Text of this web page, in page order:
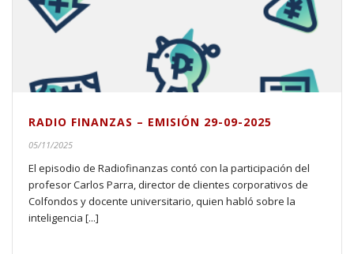
RADIO FINANZAS – EMISIÓN 29-09-2025
05/11/2025
El episodio de Radiofinanzas contó con la participación del
profesor Carlos Parra, director de clientes corporativos de
Colfondos y docente universitario, quien habló sobre la
inteligencia [...]